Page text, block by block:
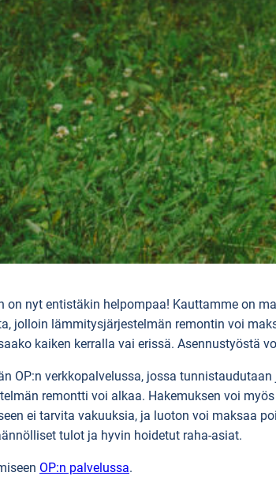
on nyt entistäkin helpompaa! Kauttamme on
jolloin lämmitysjärjestelmän remontin voi
kaiken kerralla vai erissä. Asennustyöstä
OP:n verkkopalvelussa, jossa
remontti voi alkaa. Hakemuksen voi
ei tarvita vakuuksia, ja luoton voi maksaa
tulot ja hyvin hoidetut raha-asiat.
OP:n palvelussa.